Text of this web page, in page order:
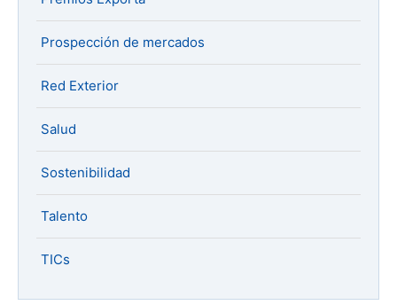
Prospección de mercados
Red Exterior
Salud
Sostenibilidad
Talento
TICs